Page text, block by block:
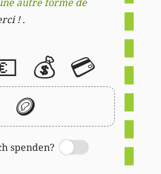
! .
💰 💳
🪙
spenden?
Switch